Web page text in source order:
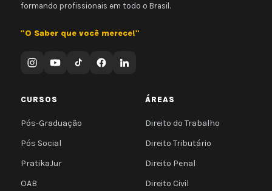
formando profissionais em todo o Brasil.
"O Saber que você merece!"
CURSOS
Pós-Graduação
Pós Social
PratikaJur
OAB
ÁREAS
Direito do Trabalho
Direito Tributário
Direito Penal
Direito Civil